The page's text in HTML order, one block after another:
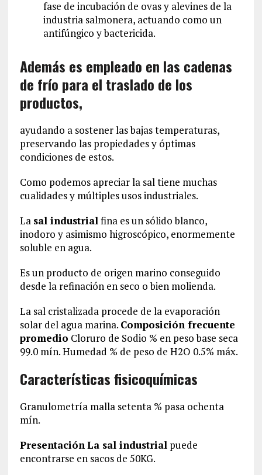
fase de incubación de ovas y alevines de la
industria salmonera, actuando como un
antifúngico y bactericida.
Además es empleado en las cadenas
de frío para el traslado de los
productos,
ayudando a sostener las bajas temperaturas,
preservando las propiedades y óptimas
condiciones de estos.
Como podemos apreciar la sal tiene muchas
cualidades y múltiples usos industriales.
La sal industrialfina es un sólido blanco,
inodoro y asimismo higroscópico, enormemente
soluble en agua.
Es un producto de origen marino conseguido
desde la refinación en seco o bien molienda.
La sal cristalizada procede de la evaporación
solar del agua marina. Composición frecuente
promedio Cloruro de Sodio % en peso base seca
99.0 mín. Humedad % de peso de H2O 0.5% máx.
Características fisicoquímicas
Granulometría malla setenta % pasa ochenta
mín.
PresentaciónLa sal industrialpuede
encontrarse en sacos de 50KG.